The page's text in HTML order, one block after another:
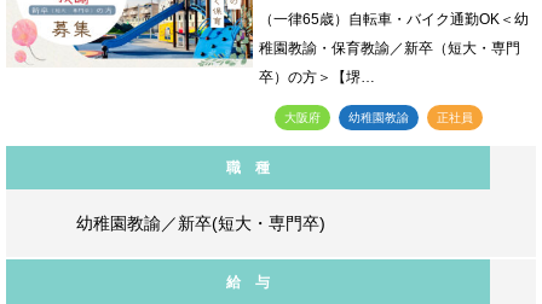
（一律65歳）自転車・バイク通勤OK＜幼
稚園教諭・保育教諭／新卒（短大・専門
卒）の方＞【堺…
大阪府 幼稚園教諭 正社員
職 種
幼稚園教諭／新卒(短大・専門卒)
給 与